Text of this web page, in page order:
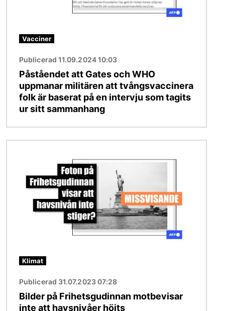
Vacciner
Publicerad 11.09.2024 10:03
Påståendet att Gates och WHO
uppmanar militären att tvångsvaccinera
folk är baserat på en intervju som tagits
ur sitt sammanhang
Klimat
Publicerad 31.07.2023 07:28
Bilder på Frihetsgudinnan motbevisar
inte att havsnivåer höjts